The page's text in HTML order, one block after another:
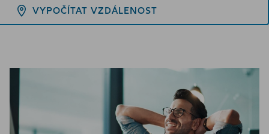
VYPOČÍTAT VZDÁLENOST